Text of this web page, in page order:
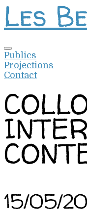
Aller
au
contenu
Les
Publics
Projections
Contact
15/05/